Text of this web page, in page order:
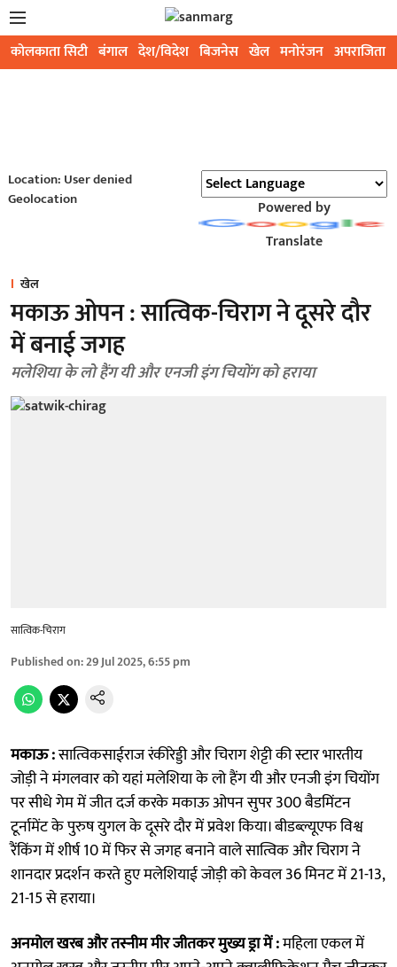
कोलकाता सिटी बंगाल देश/विदेश बिजनेस खेल मनोरंजन अपराजिता
Location: User denied
Geolocation
Powered by
Translate
खेल
मकाऊ ओपन : सात्विक-चिराग ने दूसरे दौर
में बनाई जगह
मलेशिया के लो हैंग यी और एनजी इंग चियोंग को हराया
सात्विक-चिराग
Published on:29 Jul 2025, 6:55 pm
मकाऊ :सात्विकसाईराज रंकीरेड्डी और चिराग शेट्टी की स्टार भारतीय
जोड़ी ने मंगलवार को यहां मलेशिया के लो हैंग यी और एनजी इंग चियोंग
पर सीधे गेम में जीत दर्ज करके मकाऊ ओपन सुपर 300 बैडमिंटन
टूर्नामेंट के पुरुष युगल के दूसरे दौर में प्रवेश किया। बीडब्ल्यूएफ विश्व
रैंकिंग में शीर्ष 10 में फिर से जगह बनाने वाले सात्विक और चिराग ने
शानदार प्रदर्शन करते हुए मलेशियाई जोड़ी को केवल 36 मिनट में 21-13,
21-15 से हराया।
अनमोल खरब और तस्नीम मीर जीतकर मुख्य ड्रा में :महिला एकल में